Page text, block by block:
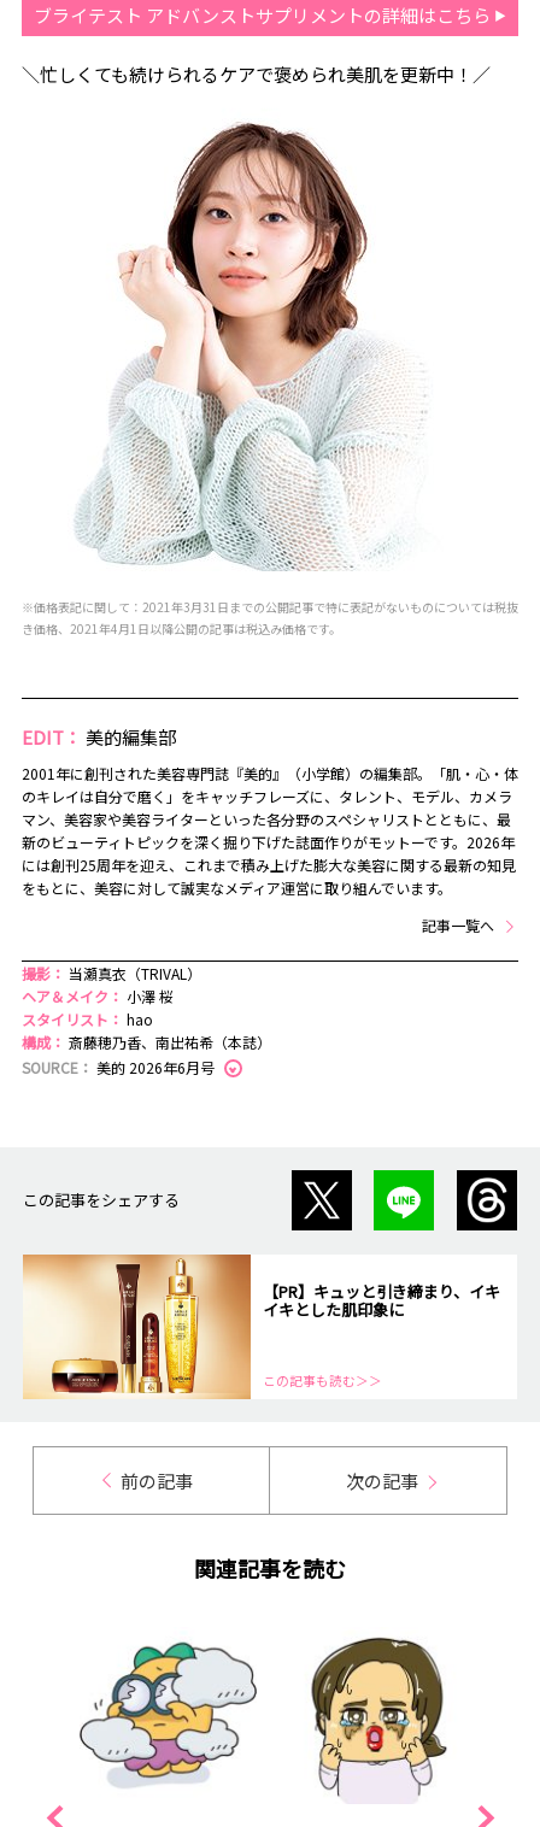
ブライテスト アドバンストサプリメントの詳細はこちら
＼忙しくても続けられるケアで褒められ美肌を更新中！／
※価格表記に関して：2021年3月31日までの公開記事で特に表記がないものについては税抜
き価格、2021年4月1日以降公開の記事は税込み価格です。
EDIT： 美的編集部
2001年に創刊された美容専門誌『美的』（小学館）の編集部。「肌・心・体
のキレイは自分で磨く」をキャッチフレーズに、タレント、モデル、カメラ
マン、美容家や美容ライターといった各分野のスペシャリストとともに、最
新のビューティトピックを深く掘り下げた誌面作りがモットーです。2026年
には創刊25周年を迎え、これまで積み上げた膨大な美容に関する最新の知見
をもとに、美容に対して誠実なメディア運営に取り組んでいます。
記事一覧へ
撮影： 当瀬真衣（TRIVAL）
ヘア＆メイク： 小澤 桜
スタイリスト： hao
構成： 斎藤穂乃香、南出祐希（本誌）
SOURCE： 美的 2026年6月号
この記事をシェアする
【PR】キュッと引き締まり、イキ
イキとした肌印象に
この記事も読む＞＞
前の記事 次の記事
関連記事を読む